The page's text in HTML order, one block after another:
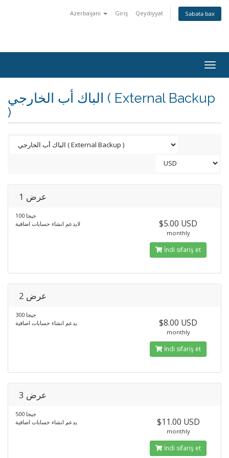
Azerbaijani Giriş Qeydiyyat Səbətə bax
الباك أب الخارجي ( External Backup
)
عرض 1
100 جيجا
لايدعم انشاء حسابات اضافية
$5.00 USD
monthly
İndi sifariş et
عرض 2
300 جيجا
يدعم انشاء حسابات اضافية
$8.00 USD
monthly
İndi sifariş et
عرض 3
500 جيجا
يدعم انشاء حسابات اضافية
$11.00 USD
monthly
İndi sifariş et